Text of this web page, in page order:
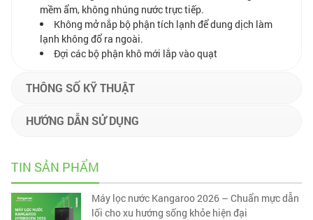
mềm ẩm, không nhúng nước trực tiếp.
Không mở nắp bộ phận tích lạnh để dung dịch làm
lạnh không đổ ra ngoài.
Đợi các bộ phận khô mới lắp vào quạt
THÔNG SỐ KỸ THUẬT
HƯỚNG DẪN SỬ DỤNG
TIN SẢN PHẨM
Máy lọc nước Kangaroo 2026 – Chuẩn mực dẫn
lối cho xu hướng sống khỏe hiện đại